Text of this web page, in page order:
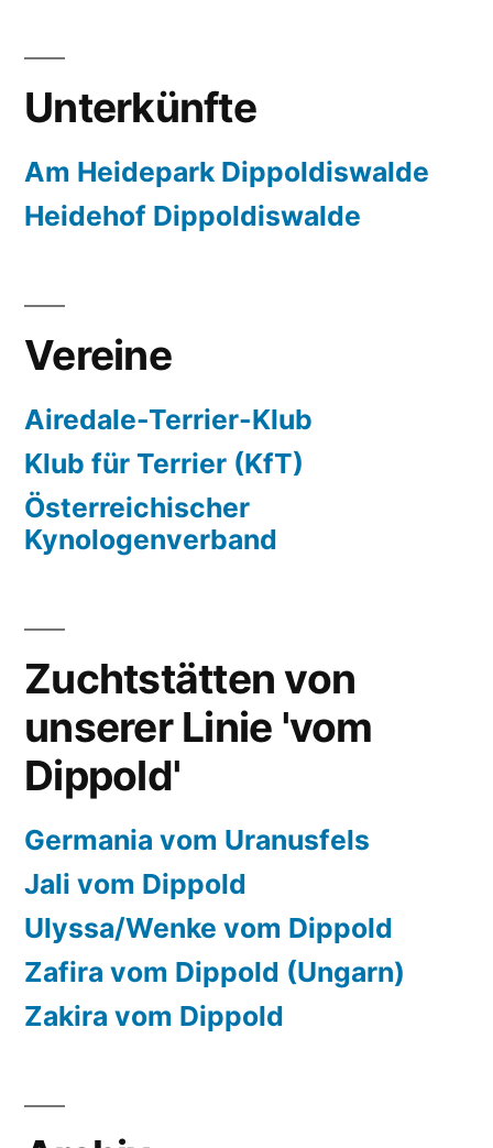
Unterkünfte
Am Heidepark Dippoldiswalde
Heidehof Dippoldiswalde
Vereine
Airedale-Terrier-Klub
Klub für Terrier (KfT)
Österreichischer
Kynologenverband
Zuchtstätten von
unserer Linie 'vom
Dippold'
Germania vom Uranusfels
Jali vom Dippold
Ulyssa/Wenke vom Dippold
Zafira vom Dippold (Ungarn)
Zakira vom Dippold